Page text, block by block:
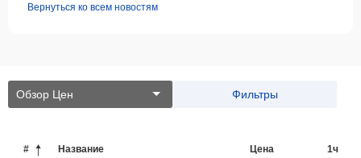
Вернуться ко всем новостям
Обзор Цен Фильтры
# Название Цена 1ч